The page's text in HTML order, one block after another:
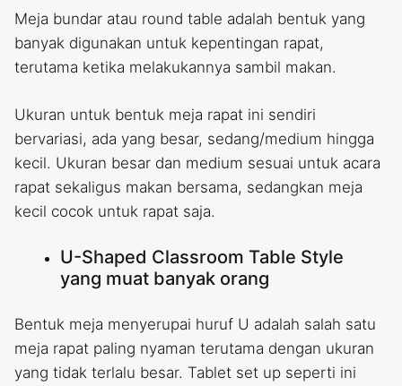
Meja bundar atau round table adalah bentuk yang
banyak digunakan untuk kepentingan rapat,
terutama ketika melakukannya sambil makan.
Ukuran untuk bentuk meja rapat ini sendiri
bervariasi, ada yang besar, sedang/medium hingga
kecil. Ukuran besar dan medium sesuai untuk acara
rapat sekaligus makan bersama, sedangkan meja
kecil cocok untuk rapat saja.
U-Shaped Classroom Table Style
yang muat banyak orang
Bentuk meja menyerupai huruf U adalah salah satu
meja rapat paling nyaman terutama dengan ukuran
yang tidak terlalu besar. Tablet set up seperti ini